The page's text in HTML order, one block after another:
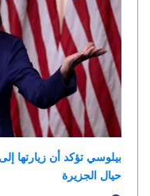
بيلوسي تؤكد أن زيارتها
حيال الجزيرة